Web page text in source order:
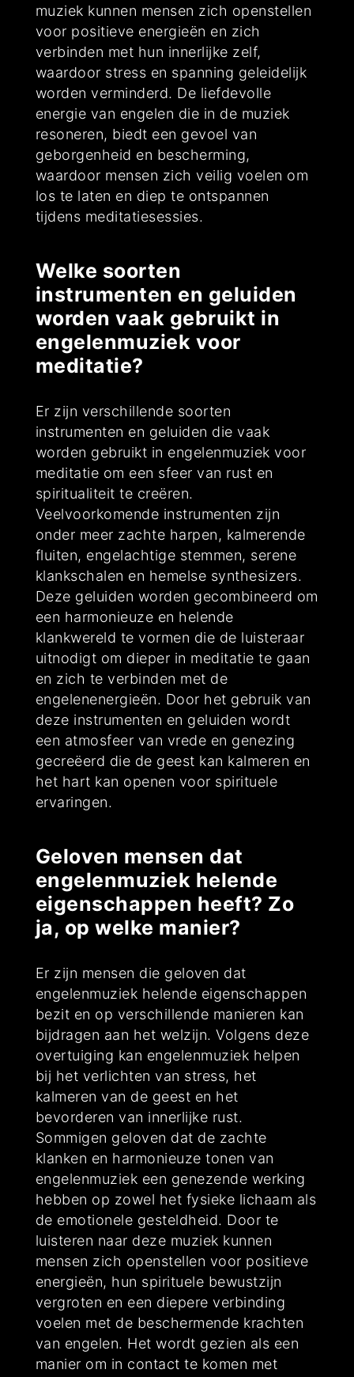
muziek kunnen mensen zich openstellen
voor positieve energieën en zich
verbinden met hun innerlijke zelf,
waardoor stress en spanning geleidelijk
worden verminderd. De liefdevolle
energie van engelen die in de muziek
resoneren, biedt een gevoel van
geborgenheid en bescherming,
waardoor mensen zich veilig voelen om
los te laten en diep te ontspannen
tijdens meditatiesessies.
Welke soorten
instrumenten en geluiden
worden vaak gebruikt in
engelenmuziek voor
meditatie?
Er zijn verschillende soorten
instrumenten en geluiden die vaak
worden gebruikt in engelenmuziek voor
meditatie om een sfeer van rust en
spiritualiteit te creëren.
Veelvoorkomende instrumenten zijn
onder meer zachte harpen, kalmerende
fluiten, engelachtige stemmen, serene
klankschalen en hemelse synthesizers.
Deze geluiden worden gecombineerd om
een harmonieuze en helende
klankwereld te vormen die de luisteraar
uitnodigt om dieper in meditatie te gaan
en zich te verbinden met de
engelenenergieën. Door het gebruik van
deze instrumenten en geluiden wordt
een atmosfeer van vrede en genezing
gecreëerd die de geest kan kalmeren en
het hart kan openen voor spirituele
ervaringen.
Geloven mensen dat
engelenmuziek helende
eigenschappen heeft? Zo
ja, op welke manier?
Er zijn mensen die geloven dat
engelenmuziek helende eigenschappen
bezit en op verschillende manieren kan
bijdragen aan het welzijn. Volgens deze
overtuiging kan engelenmuziek helpen
bij het verlichten van stress, het
kalmeren van de geest en het
bevorderen van innerlijke rust.
Sommigen geloven dat de zachte
klanken en harmonieuze tonen van
engelenmuziek een genezende werking
hebben op zowel het fysieke lichaam als
de emotionele gesteldheid. Door te
luisteren naar deze muziek kunnen
mensen zich openstellen voor positieve
energieën, hun spirituele bewustzijn
vergroten en een diepere verbinding
voelen met de beschermende krachten
van engelen. Het wordt gezien als een
manier om in contact te komen met